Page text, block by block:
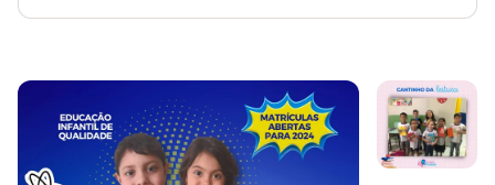
Galeria de imagem